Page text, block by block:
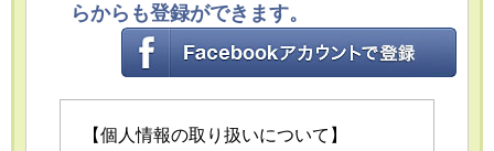
らからも登録ができます。
【個人情報の取り扱いについて】